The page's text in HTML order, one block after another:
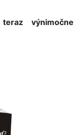
teraz výnimočne